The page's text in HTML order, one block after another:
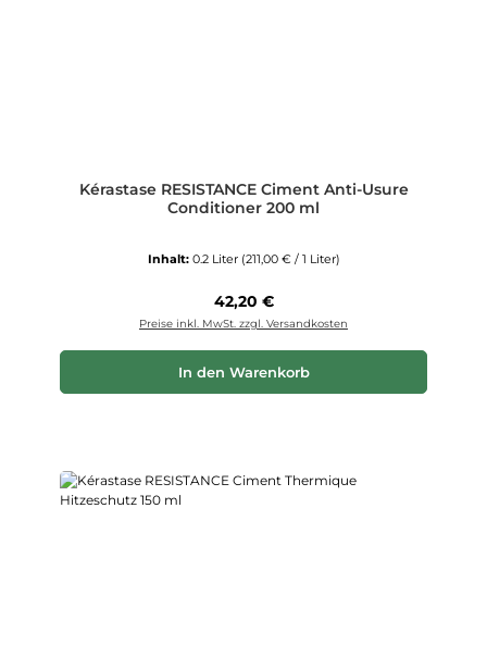
Kérastase RESISTANCE Ciment Anti-Usure
Conditioner 200 ml
Inhalt: 0.2 Liter (211,00 € / 1 Liter)
Regulärer Preis:
42,20 €
Preise inkl. MwSt. zzgl. Versandkosten
In den Warenkorb